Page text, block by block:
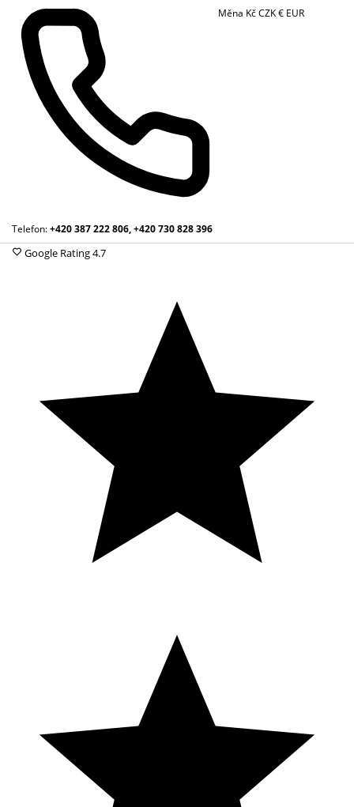
Telefon:+420 387 222 806, +420 730 828 396
Měna KčCZK€ EUR
Google Rating4.7